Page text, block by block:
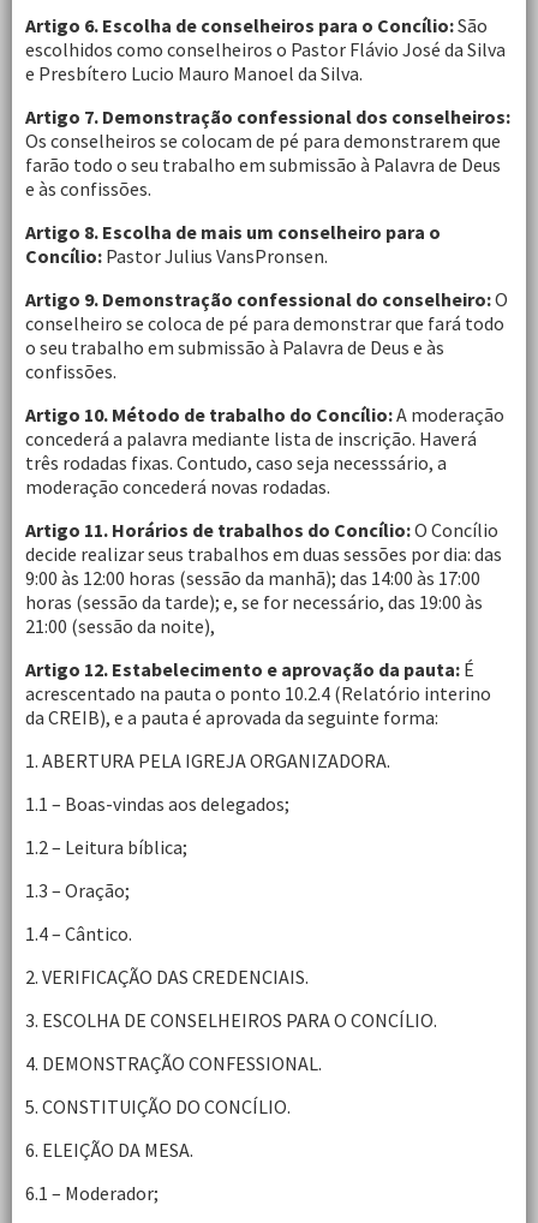
Artigo 6. Escolha de conselheiros para o Concílio:São
escolhidos como conselheiros o Pastor Flávio José da Silva
e Presbítero Lucio Mauro Manoel da Silva.
Artigo 7. Demonstração confessional dos conselheiros:
Os conselheiros se colocam de pé para demonstrarem que
farão todo o seu trabalho em submissão à Palavra de Deus
e às confissões.
Artigo 8. Escolha de mais um conselheiro para o
Concílio: Pastor Julius VansPronsen.
Artigo 9. Demonstração confessional do conselheiro:O
conselheiro se coloca de pé para demonstrar que fará todo
o seu trabalho em submissão à Palavra de Deus e às
confissões.
Artigo 10. Método de trabalho do Concílio:A moderação
concederá a palavra mediante lista de inscrição. Haverá
três rodadas fixas. Contudo, caso seja necesssário, a
moderação concederá novas rodadas.
Artigo 11. Horários de trabalhos do Concílio:O Concílio
decide realizar seus trabalhos em duas sessões por dia: das
9:00 às 12:00 horas (sessão da manhã); das 14:00 às 17:00
horas (sessão da tarde); e, se for necessário, das 19:00 às
21:00 (sessão da noite),
Artigo 12. Estabelecimento e aprovação da pauta: É
acrescentado na pauta o ponto 10.2.4 (Relatório interino
da CREIB), e a pauta é aprovada da seguinte forma:
1. ABERTURA PELA IGREJA ORGANIZADORA.
1.1 – Boas-vindas aos delegados;
1.2 – Leitura bíblica;
1.3 – Oração;
1.4 – Cântico.
2. VERIFICAÇÃO DAS CREDENCIAIS.
3. ESCOLHA DE CONSELHEIROS PARA O CONCÍLIO.
4. DEMONSTRAÇÃO CONFESSIONAL.
5. CONSTITUIÇÃO DO CONCÍLIO.
6. ELEIÇÃO DA MESA.
6.1 – Moderador;